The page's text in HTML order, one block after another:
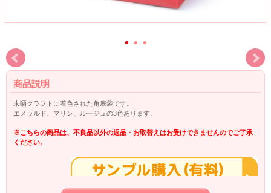
商品説明
未晒クラフトに着色された角底袋です。
エメラルド、マリン、ルージュの3色あります。
※こちらの商品は、不良品以外の返品・お取替えはお受けできませんのでご了承
ください。